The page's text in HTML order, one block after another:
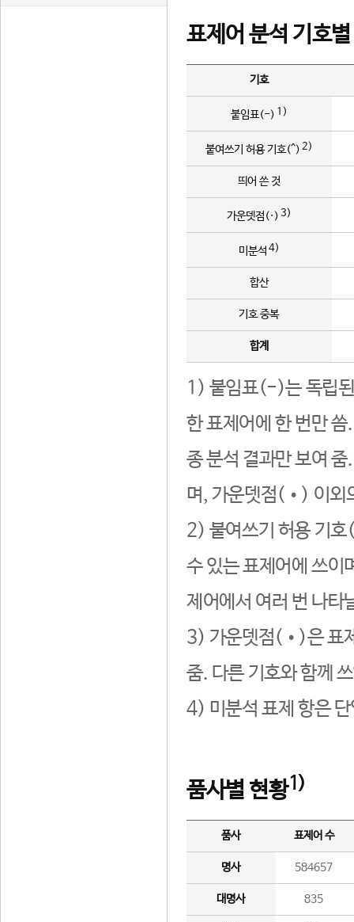
표제어 분석 기호
기호
붙임표(-) 1)
붙여쓰기 허용 기호(^) 2)
띄어 쓴 것
가운뎃점(·) 3)
미분석 4)
합산
기호 중복
합계
1) 붙임표(-)는 독립된
한 표제어에 한 번만
종 분석 결과만 보여
며, 가운뎃점(•) 이외
2) 붙여쓰기 허용 기호
수 있는 표제어에 쓰이
제어에서 여러 번 나타
3) 가운뎃점(•)은 표
줌. 다른 기호와 함께
4) 미분석 표제 항은
품사별 현황1)
품사 표제어 수
명사 584657
대명사 835